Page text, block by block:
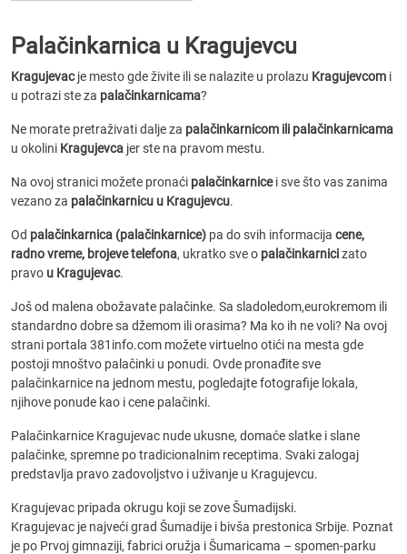
Palačinkarnica u Kragujevcu
Kragujevacje mesto gde živite ili se nalazite u prolazu Kragujevcom i
u potrazi ste za palačinkarnicama?
Ne morate pretraživati dalje za palačinkarnicom ili palačinkarnicama
u okolini Kragujevca jer ste na pravom mestu.
Na ovoj stranici možete pronaći palačinkarnicei sve što vas zanima
vezano za palačinkarnicu u Kragujevcu.
Od palačinkarnica (palačinkarnice) pa do svih informacija cene,
radno vreme, brojeve telefona, ukratko sve o palačinkarnicizato
pravo u Kragujevac.
Još od malena obožavate palačinke. Sa sladoledom,eurokremom ili
standardno dobre sa džemom ili orasima? Ma ko ih ne voli? Na ovoj
strani portala 381info.com možete virtuelno otići na mesta gde
postoji mnoštvo palačinki u ponudi. Ovde pronađite sve
palačinkarnice na jednom mestu, pogledajte fotografije lokala,
njihove ponude kao i cene palačinki.
Palačinkarnice Kragujevac nude ukusne, domaće slatke i slane
palačinke, spremne po tradicionalnim receptima. Svaki zalogaj
predstavlja pravo zadovoljstvo i uživanje u Kragujevcu.
Kragujevac pripada okrugu koji se zove Šumadijski.
Kragujevac je najveći grad Šumadije i bivša prestonica Srbije. Poznat
je po Prvoj gimnaziji, fabrici oružja i Šumaricama – spomen-parku